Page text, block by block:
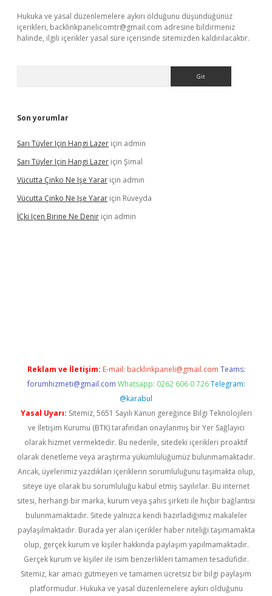
Hukuka ve yasal düzenlemelere aykırı olduğunu düşündüğünüz
içerikleri, backlinkpanelicomtr@gmail.com adresine bildirmeniz
halinde, ilgili içerikler yasal süre içerisinde sitemizden kaldırılacaktır.
Son yorumlar
Sarı Tüyler Için Hangi Lazer için admin
Sarı Tüyler Için Hangi Lazer için Şimal
Vücutta Çinko Ne Işe Yarar için admin
Vücutta Çinko Ne Işe Yarar için Rüveyda
İÇki Içen Birine Ne Denir için admin
Reklam ve İletişim: E-mail: backlinkpaneli@gmail.com Teams:
forumhizmeti@gmail.com Whatsapp: 0262 606 0 726 Telegram:
@karabul
Yasal Uyarı: Sitemiz, 5651 Sayılı Kanun gereğince Bilgi Teknolojileri
ve İletişim Kurumu (BTK) tarafından onaylanmış bir Yer Sağlayıcı
olarak hizmet vermektedir. Bu nedenle, sitedeki içerikleri proaktif
olarak denetleme veya araştırma yükümlülüğümüz bulunmamaktadır.
Ancak, üyelerimiz yazdıkları içeriklerin sorumluluğunu taşımakta olup,
siteye üye olarak bu sorumluluğu kabul etmiş sayılırlar. Bu internet
sitesi, herhangi bir marka, kurum veya şahıs şirketi ile hiçbir bağlantısı
bulunmamaktadır. Sitede yalnızca kendi hazırladığımız makaleler
paylaşılmaktadır. Burada yer alan içerikler haber niteliği taşımamakta
olup, gerçek kurum ve kişiler hakkında paylaşım yapılmamaktadır.
Gerçek kurum ve kişiler ile isim benzerlikleri tamamen tesadüfidir.
Sitemiz, kar amacı gütmeyen ve tamamen ücretsiz bir bilgi paylaşım
platformudur. Hukuka ve yasal düzenlemelere aykırı olduğunu